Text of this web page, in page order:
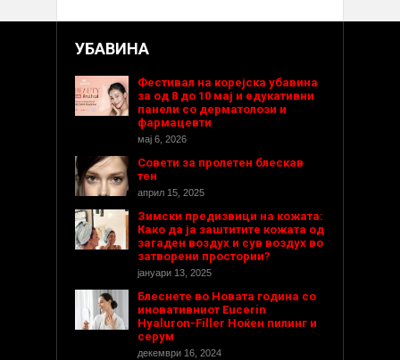
УБАВИНА
Фестивал на корејска убавина
за од 8 до 10 мај и едукативни
панели со дерматолози и
фармацевти
мај 6, 2026
Совети за пролетен блескав
тен
април 15, 2025
Зимски предизвици на кожата:
Како да ја заштитите кожата од
загаден воздух и сув воздух во
затворени простории?
јануари 13, 2025
Блеснете во Новата година со
иновативниот Eucerin
Hyaluron-Filler Ноќен пилинг и
серум
декември 16, 2024